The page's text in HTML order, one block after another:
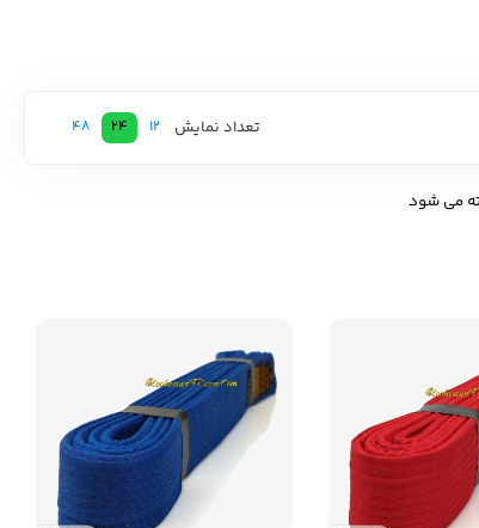
تعداد نمایش 12
24
48
می شود